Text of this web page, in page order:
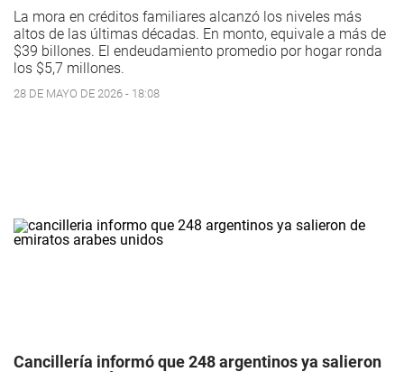
La mora en créditos familiares alcanzó los niveles más
altos de las últimas décadas. En monto, equivale a más de
$39 billones. El endeudamiento promedio por hogar ronda
los $5,7 millones.
28 DE MAYO DE 2026 - 18:08
Cancillería informó que 248 argentinos ya salieron